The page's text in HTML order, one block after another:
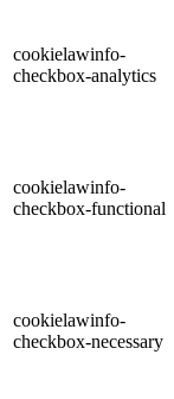
cookielawinfo-
checkbox-analytics
cookielawinfo-
checkbox-functional
cookielawinfo-
checkbox-necessary